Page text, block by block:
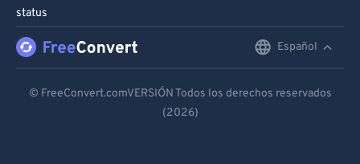
status
Español
Español
© FreeConvert.comVERSIÓN Todos los derechos reservados
(2026)